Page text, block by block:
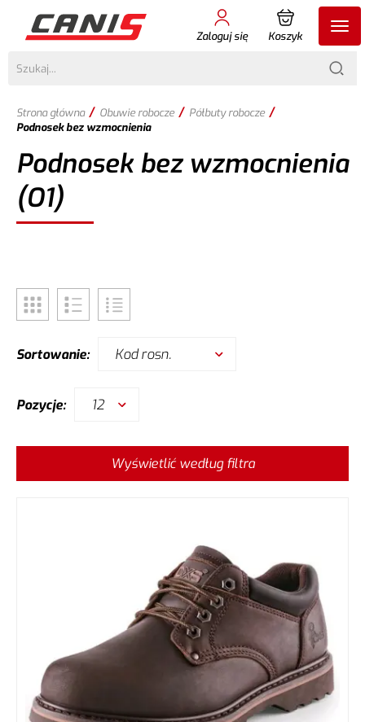
Zaloguj się Koszyk
Strona główna / Obuwie robocze / Półbuty robocze /
Podnosek bez wzmocnienia
Podnosek bez wzmocnienia
(O1)
Sortowanie: Kod rosn.
Pozycje: 12
Wyświetlić według filtra